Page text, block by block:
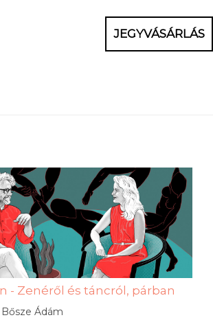
JEGYVÁSÁRLÁS
- Zenéről és táncról, párban
Ádám